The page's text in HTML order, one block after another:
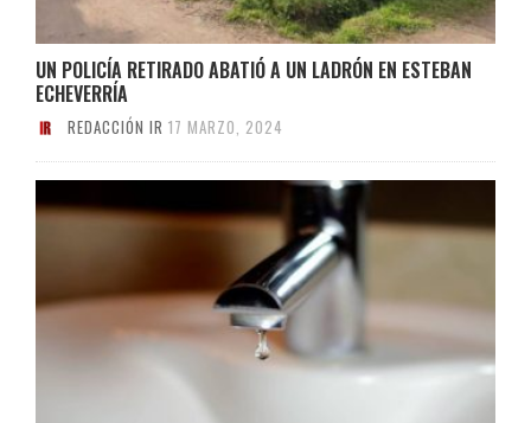
UN POLICÍA RETIRADO ABATIÓ A UN LADRÓN EN ESTEBAN
ECHEVERRÍA
REDACCIÓN IR 17 MARZO, 2024